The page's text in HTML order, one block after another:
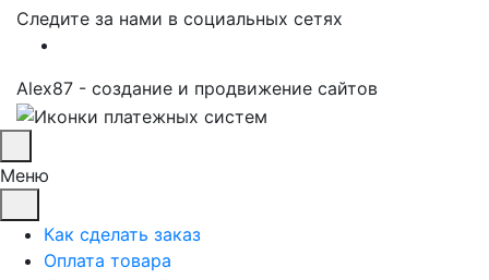
Следите за нами в социальных сетях
Alex87 - создание и продвижение сайтов
Меню
Как сделать заказ
Оплата товара